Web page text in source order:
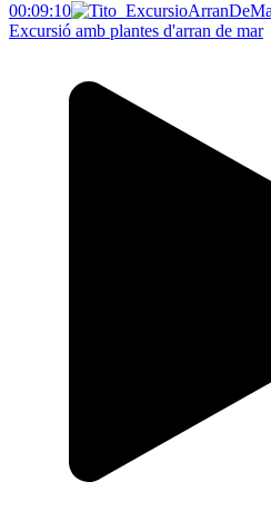
00:09:10
Excursió amb plantes d'arran de mar